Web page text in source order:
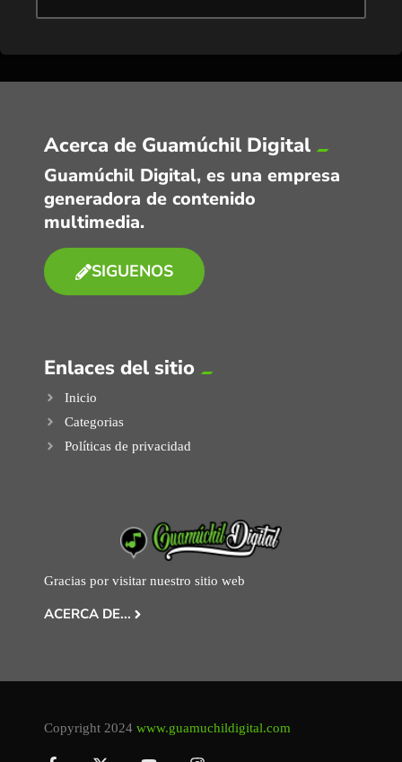
Acerca de Guamúchil Digital
Guamúchil Digital, es una empresa
generadora de contenido
multimedia.
SIGUENOS
Enlaces del sitio
Inicio
Categorias
Políticas de privacidad
Gracias por visitar nuestro sitio web
ACERCA DE...
Copyright 2024 www.guamuchildigital.com